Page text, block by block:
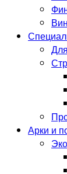
Арки и